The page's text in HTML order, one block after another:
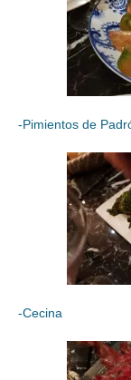
-Pimientos de
-Cecina